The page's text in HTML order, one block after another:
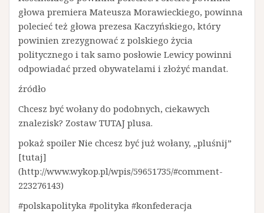
głowa premiera Mateusza Morawieckiego, powinna
polecieć też głowa prezesa Kaczyńskiego, który
powinien zrezygnować z polskiego życia
politycznego i tak samo posłowie Lewicy powinni
odpowiadać przed obywatelami i złożyć mandat.
źródło
Chcesz być wołany do podobnych, ciekawych
znalezisk? Zostaw TUTAJ plusa.
pokaż spoiler Nie chcesz być już wołany, „pluśnij”
[tutaj]
(http://www.wykop.pl/wpis/59651735/#comment-
223276143)
#polskapolityka #polityka #konfederacja